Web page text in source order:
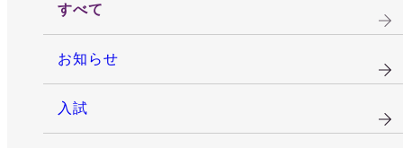
すべて
お知らせ
入試